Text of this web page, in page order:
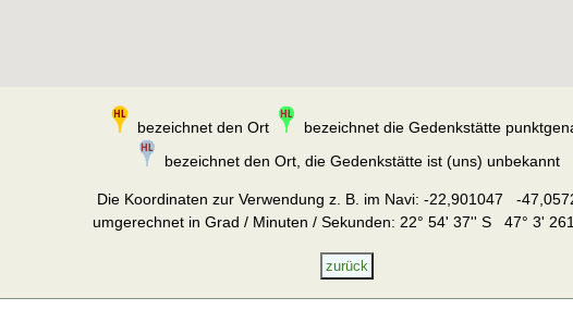
bezeichnet den Ort
bezeichnet die Gedenkstätte
bezeichnet den Ort, die Gedenkstätte ist (uns) unbekannt
Die Koordinaten zur Verwendung z. B. im Navi: -22,901047 -
umgerechnet in Grad / Minuten / Sekunden: 22° 54' 37'' S 47° 3'